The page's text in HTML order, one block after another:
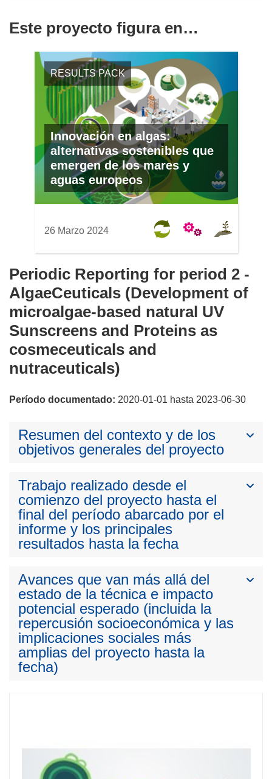
Este proyecto figura en…
RESULTS PACK
Innovación en algas:
alternativas sostenibles que
emergen de los mares y
aguas europeos
26 Marzo 2024
Periodic Reporting for period 2 -
AlgaeCeuticals (Development of
microalgae-based natural UV
Sunscreens and Proteins as
cosmeceuticals and
nutraceuticals)
Período documentado: 2020-01-01 hasta 2023-06-30
Resumen del contexto y de los
objetivos generales del proyecto
Trabajo realizado desde el
comienzo del proyecto hasta el
final del período abarcado por el
informe y los principales
resultados hasta la fecha
Avances que van más allá del
estado de la técnica e impacto
potencial esperado (incluida la
repercusión socioeconómica y las
implicaciones sociales más
amplias del proyecto hasta la
fecha)